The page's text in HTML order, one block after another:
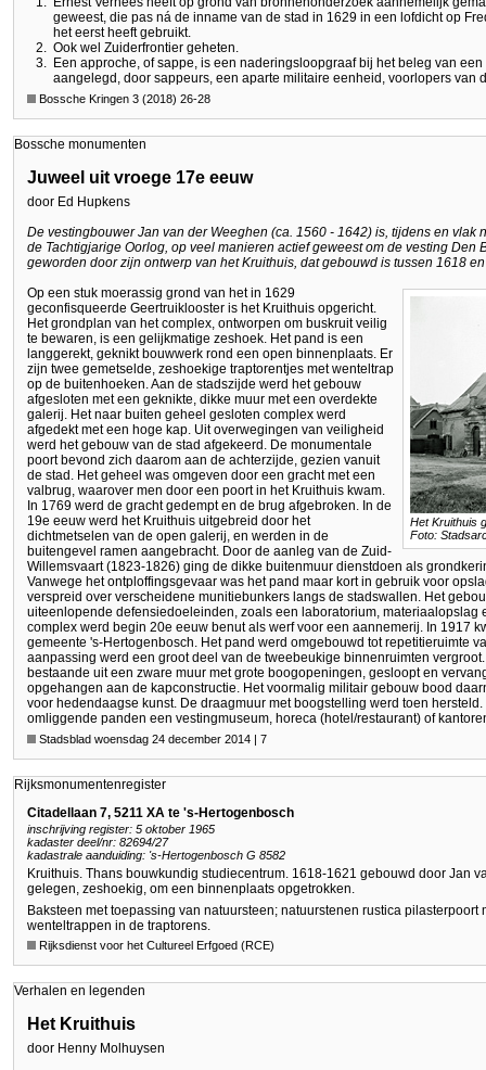
geweest, die pas ná de inname van de stad in 1629 in een lofdicht op
het eerst heeft gebruikt.
2. Ook wel Zuiderfrontier geheten.
3. Een approche, of sappe, is een naderingsloopgraaf bij het beleg van
aangelegd, door sappeurs, een aparte militaire eenheid, voorlopers van
Bossche Kringen 3 (2018) 26-28
Bossche monumenten
Juweel uit vroege 17e eeuw
door Ed Hupkens
De vestingbouwer Jan van der Weeghen (ca. 1560 - 1642) is, tijdens en vlak
de Tachtigjarige Oorlog, op veel manieren actief geweest om de vesting Den
geworden door zijn ontwerp van het Kruithuis, dat gebouwd is tussen 1618
Het Kruithuis
Foto:
Op een stuk moerassig grond van het in 1629
geconfisqueerde Geertruiklooster is het Kruithuis opgericht.
Het grondplan van het complex, ontworpen om buskruit veilig
te bewaren, is een gelijkmatige zeshoek. Het pand is een
langgerekt, geknikt bouwwerk rond een open binnenplaats. Er
zijn twee gemetselde, zeshoekige traptorentjes met wenteltrap
op de buitenhoeken. Aan de stadszijde werd het gebouw
afgesloten met een geknikte, dikke muur met een overdekte
galerij. Het naar buiten geheel gesloten complex werd
afgedekt met een hoge kap. Uit overwegingen van veiligheid
werd het gebouw van de stad afgekeerd. De monumentale
poort bevond zich daarom aan de achterzijde, gezien vanuit
de stad. Het geheel was omgeven door een gracht met een
valbrug, waarover men door een poort in het Kruithuis kwam.
In 1769 werd de gracht gedempt en de brug afgebroken. In de
19e eeuw werd het Kruithuis uitgebreid door het
dichtmetselen van de open galerij, en werden in de
buitengevel ramen aangebracht. Door de aanleg van de Zuid-
Willemsvaart (1823-1826) ging de dikke buitenmuur dienstdoen als
Vanwege het ontploffingsgevaar was het pand maar kort in gebruik voor
verspreid over verscheidene munitiebunkers langs de stadswallen. Het
uiteenlopende defensiedoeleinden, zoals een laboratorium, materiaalopslag
complex werd begin 20e eeuw benut als werf voor een aannemerij. In 1917
gemeente 's-Hertogenbosch. Het pand werd omgebouwd tot repetitieruimte
aanpassing werd een groot deel van de tweebeukige binnenruimten
bestaande uit een zware muur met grote boogopeningen, gesloopt en
opgehangen aan de kapconstructie. Het voormalig militair gebouw bood
voor hedendaagse kunst. De draagmuur met boogstelling werd toen
omliggende panden een vestingmuseum, horeca (hotel/restaurant) of
Stadsblad woensdag 24 december 2014 | 7
Rijksmonumentenregister
Citadellaan 7, 5211 XA te 's-Hertogenbosch
inschrijving register: 5 oktober 1965
kadaster deel/nr: 82694/27
kadastrale aanduiding: 's-Hertogenbosch G 8582
Kruithuis. Thans bouwkundig studiecentrum. 1618-1621 gebouwd door Jan
gelegen, zeshoekig, om een binnenplaats opgetrokken.
Baksteen met toepassing van natuursteen; natuurstenen rustica pilasterpoort
wenteltrappen in de traptorens.
Rijksdienst voor het Cultureel Erfgoed (RCE)
Verhalen en legenden
Het Kruithuis
door Henny Molhuysen